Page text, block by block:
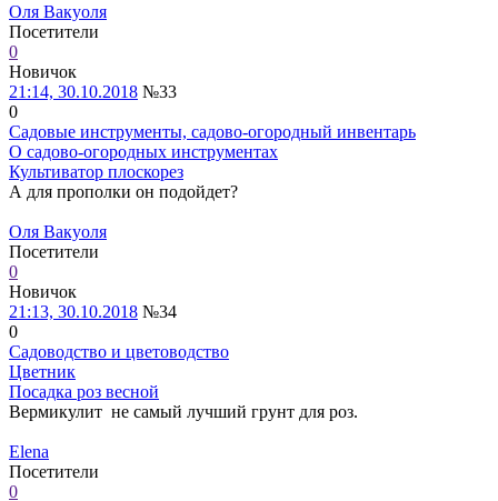
Оля Вакуоля
Посетители
0
Новичок
21:14, 30.10.2018 №33
0
Садовые инструменты, садово-огородный инвентарь
О садово-огородных инструментах
Культиватор плоскорез
А для прополки он подойдет?
Оля Вакуоля
Посетители
0
Новичок
21:13, 30.10.2018 №34
0
Садоводство и цветоводство
Цветник
Посадка роз весной
Вермикулит не самый лучший грунт для роз.
Elena
Посетители
0